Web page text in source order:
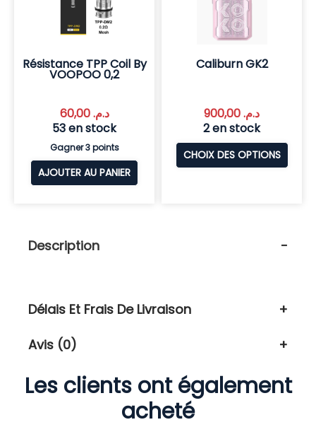
Résistance TPP Coil By
VOOPOO 0,2
د.م.60,00
53 en stock
Gagner 3 points
AJOUTER AU PANIER
Caliburn GK2
د.م.
2 en stock
CHOIX DES OPTIONS
Description
Délais Et Frais De Livraison
Avis (0)
Les clients ont également
acheté